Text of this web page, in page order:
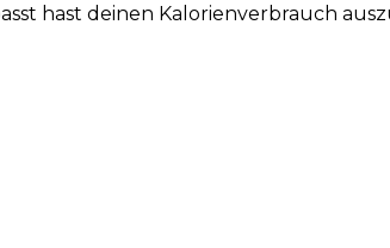
hast deinen Kalorienverbrauch